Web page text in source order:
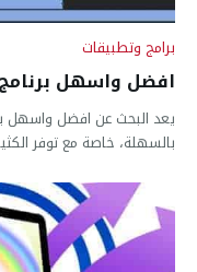
برامج وتطبيقات
افضل واسهل برنامج
يعد البحث عن افضل واسهل
بالسهلة، خاصة مع توفر